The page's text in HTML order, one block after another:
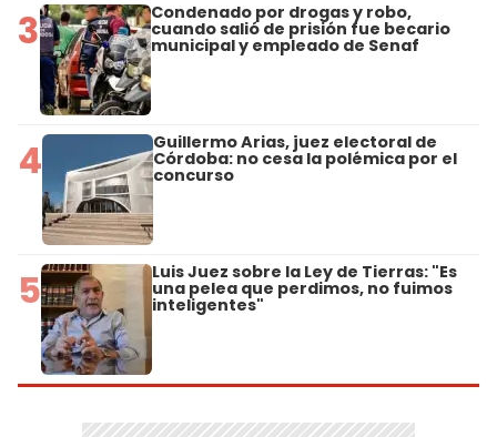
3 Condenado por drogas y robo,
cuando salió de prisión fue becario
municipal y empleado de Senaf
4 Guillermo Arias, juez electoral de
Córdoba: no cesa la polémica por el
concurso
5 Luis Juez sobre la Ley de Tierras: "Es
una pelea que perdimos, no fuimos
inteligentes"